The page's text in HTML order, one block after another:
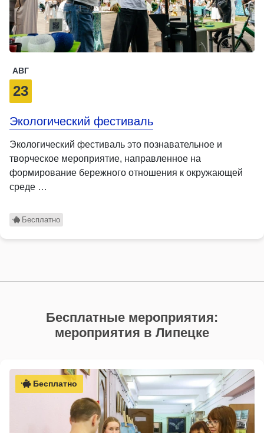
АВГ
23
Экологический фестиваль
Экологический фестиваль это познавательное и
творческое мероприятие, направленное на
формирование бережного отношения к окружающей
среде …
Бесплатно
Бесплатные мероприятия:
мероприятия в Липецке
Бесплатно